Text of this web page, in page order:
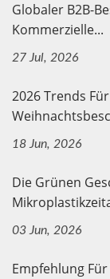
Globaler B2B-
Kommerzielle...
27 Jul, 2026
2026 Trends
18 Jun, 2026
Die Grünen
03 Jun, 2026
Empfehlung